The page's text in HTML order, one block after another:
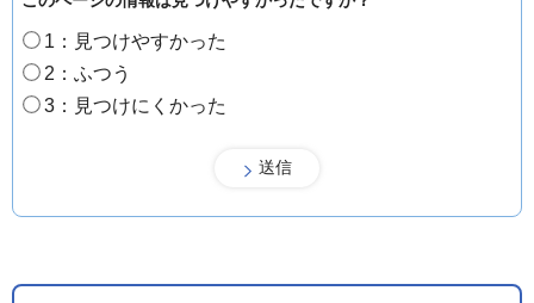
1：見つけやすかった
2：ふつう
3：見つけにくかった